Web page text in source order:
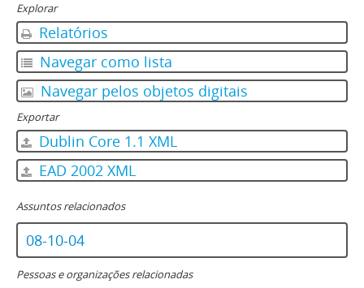
Explorar
Relatórios
Navegar como lista
Navegar pelos objetos digitais
Exportar
Dublin Core 1.1 XML
EAD 2002 XML
Assuntos relacionados
08-10-04
Pessoas e organizações relacionadas